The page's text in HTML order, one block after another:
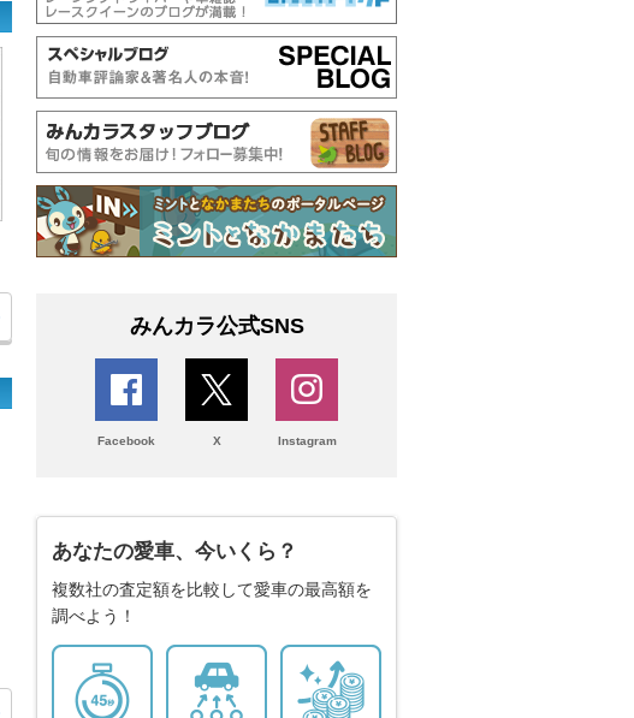
みんカラ公式SNS
Facebook X Instagram
あなたの愛車、今いくら？
複数社の査定額を比較して愛車の最高額を
調べよう！